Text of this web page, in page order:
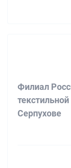
Филиал
Серпухове